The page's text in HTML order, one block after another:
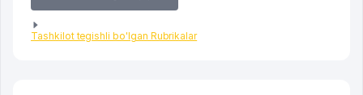
Tashkilot tegishli bo'lgan Rubrikalar